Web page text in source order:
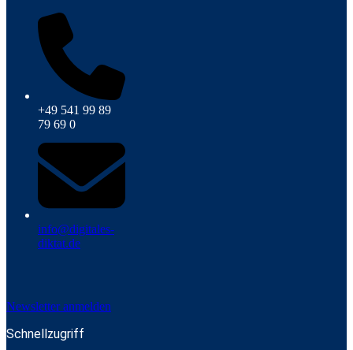
+49 541 99 89
79 69 0
info@digitales-
diktat.de
Newsletter anmelden
Schnellzugriff